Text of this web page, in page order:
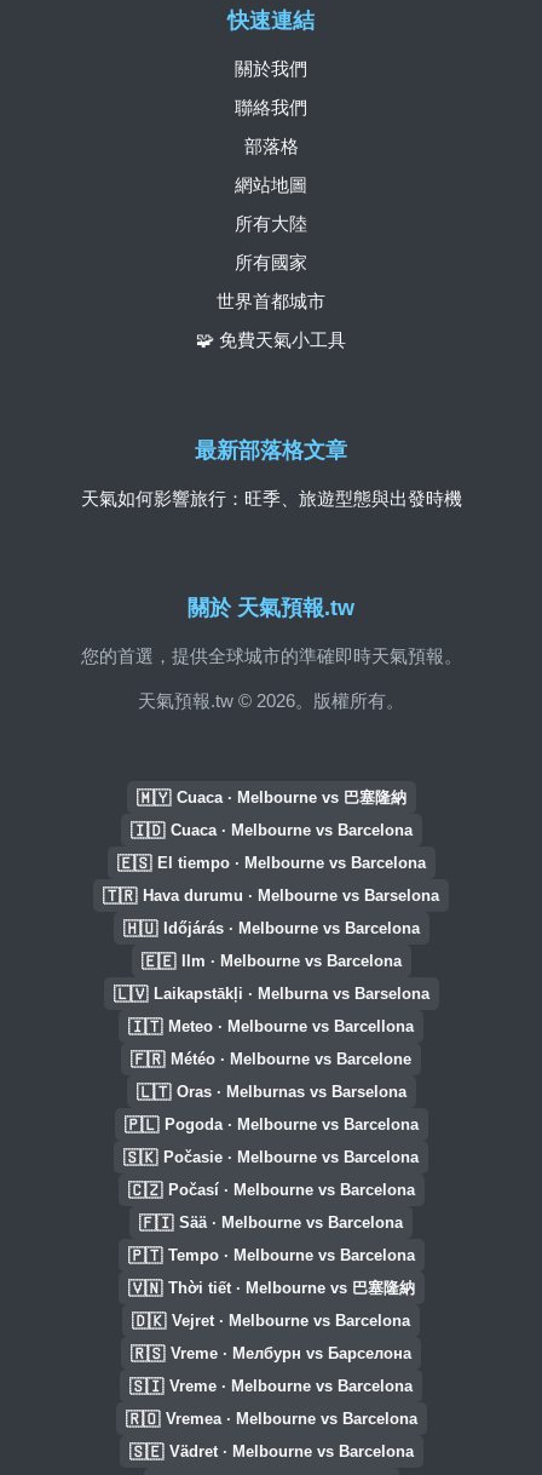
關於 天氣預報.tw
您的首選，提供全球城市的準確即時天氣預報。
天氣預報.tw © 2026。版權所有。
快速連結
關於我們
聯絡我們
部落格
網站地圖
所有大陸
所有國家
世界首都城市
🧩 免費天氣小工具
最新部落格文章
天氣如何影響旅行：旺季、旅遊型態與出發時機
🇲🇾 Cuaca · Melbourne vs 巴塞隆納
🇮🇩 Cuaca · Melbourne vs Barcelona
🇪🇸 El tiempo · Melbourne vs Barcelona
🇹🇷 Hava durumu · Melbourne vs Barselona
🇭🇺 Időjárás · Melbourne vs Barcelona
🇪🇪 Ilm · Melbourne vs Barcelona
🇱🇻 Laikapstākļi · Melburna vs Barselona
🇮🇹 Meteo · Melbourne vs Barcellona
🇫🇷 Météo · Melbourne vs Barcelone
🇱🇹 Oras · Melburnas vs Barselona
🇵🇱 Pogoda · Melbourne vs Barcelona
🇸🇰 Počasie · Melbourne vs Barcelona
🇨🇿 Počasí · Melbourne vs Barcelona
🇫🇮 Sää · Melbourne vs Barcelona
🇵🇹 Tempo · Melbourne vs Barcelona
🇻🇳 Thời tiết · Melbourne vs 巴塞隆納
🇩🇰 Vejret · Melbourne vs Barcelona
🇷🇸 Vreme · Мелбурн vs Барселона
🇸🇮 Vreme · Melbourne vs Barcelona
🇷🇴 Vremea · Melbourne vs Barcelona
🇸🇪 Vädret · Melbourne vs Barcelona